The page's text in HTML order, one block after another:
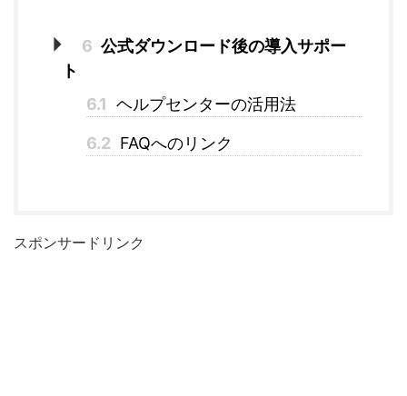
6 公式ダウンロード後の導入サポー
ト
6.1 ヘルプセンターの活用法
6.2 FAQへのリンク
スポンサードリンク